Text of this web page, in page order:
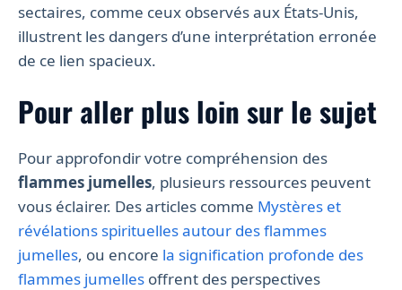
sectaires, comme ceux observés aux États-Unis,
illustrent les dangers d’une interprétation erronée
de ce lien spacieux.
Pour aller plus loin sur le sujet
Pour approfondir votre compréhension des
flammes jumelles, plusieurs ressources peuvent
vous éclairer. Des articles comme Mystères et
révélations spirituelles autour des flammes
jumelles, ou encore la signification profonde des
flammes jumelles offrent des perspectives